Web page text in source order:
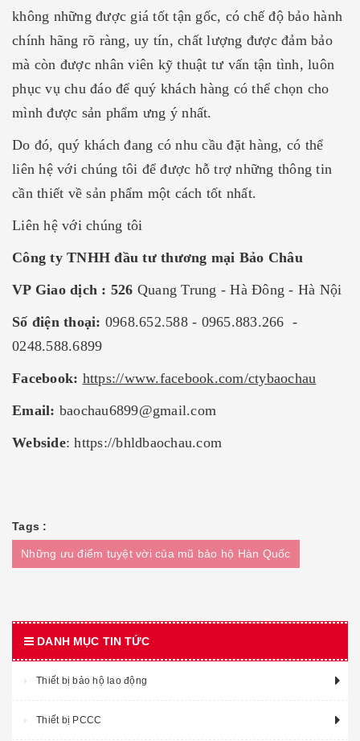
không những được giá tốt tận gốc, có chế độ bảo hành
chính hãng rõ ràng, uy tín, chất lượng được đảm bảo
mà còn được nhân viên kỹ thuật tư vấn tận tình, luôn
phục vụ chu đáo để quý khách hàng có thể chọn cho
mình được sản phẩm ưng ý nhất.
Do đó, quý khách đang có nhu cầu đặt hàng, có thể
liên hệ với chúng tôi để được hỗ trợ những thông tin
cần thiết về sản phẩm một cách tốt nhất.
Liên hệ với chúng tôi
Công ty TNHH đầu tư thương mại Bảo Châu
VP Giao dịch : 526 Quang Trung - Hà Đông - Hà Nội
Số điện thoại: 0968.652.588 - 0965.883.266 -
0248.588.6899
Facebook: https://www.facebook.com/ctybaochau
Email: baochau6899@gmail.com
Webside:https://bhldbaochau.com
Tags :
Những ưu điểm tuyệt vời của mũ bảo hộ Hàn Quốc
DANH MỤC TIN TỨC
Thiết bị bảo hộ lao động
Thiết bị PCCC